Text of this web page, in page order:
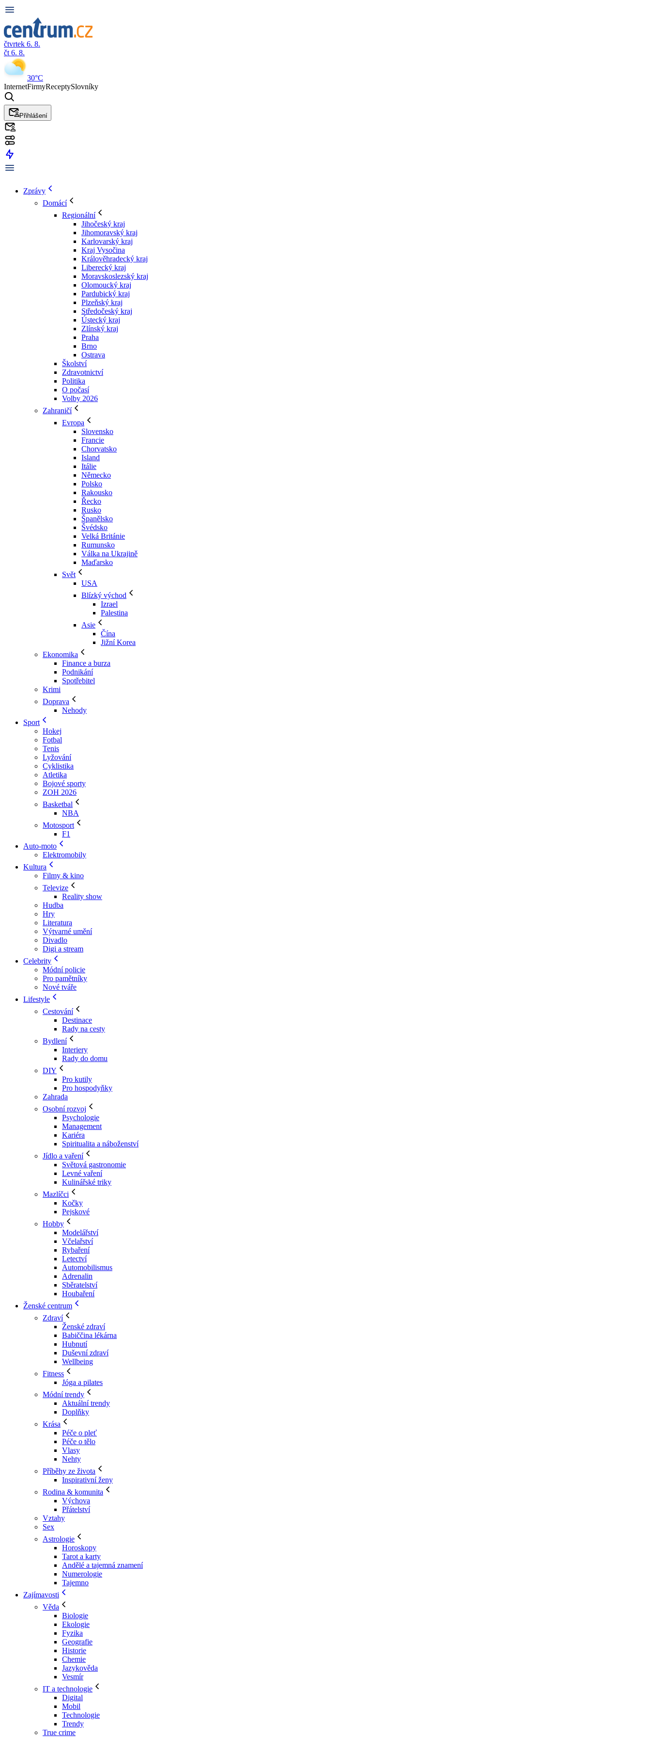
čtvrtek 6. 8.
čt 6. 8.
30°C
InternetFirmyReceptySlovníky
Přihlášení
Zprávy
Domácí
Regionální
Jihočeský kraj
Jihomoravský kraj
Karlovarský kraj
Kraj Vysočina
Králověhradecký kraj
Liberecký kraj
Moravskoslezský kraj
Olomoucký kraj
Pardubický kraj
Plzeňský kraj
Středočeský kraj
Ústecký kraj
Zlínský kraj
Praha
Brno
Ostrava
Školství
Zdravotnictví
Politika
O počasí
Volby 2026
Zahraničí
Evropa
Slovensko
Francie
Chorvatsko
Island
Itálie
Německo
Polsko
Rakousko
Řecko
Rusko
Španělsko
Švédsko
Velká Británie
Rumunsko
Válka na Ukrajině
Maďarsko
Svět
USA
Blízký východ
Izrael
Palestina
Asie
Čína
Jižní Korea
Ekonomika
Finance a burza
Podnikání
Spotřebitel
Krimi
Doprava
Nehody
Sport
Hokej
Fotbal
Tenis
Lyžování
Cyklistika
Atletika
Bojové sporty
ZOH 2026
Basketbal
NBA
Motosport
F1
Auto-moto
Elektromobily
Kultura
Filmy & kino
Televize
Reality show
Hudba
Hry
Literatura
Výtvarné umění
Divadlo
Digi a stream
Celebrity
Módní policie
Pro pamětníky
Nové tváře
Lifestyle
Cestování
Destinace
Rady na cesty
Bydlení
Interiery
Rady do domu
DIY
Pro kutily
Pro hospodyňky
Zahrada
Osobní rozvoj
Psychologie
Management
Kariéra
Spiritualita a náboženství
Jídlo a vaření
Světová gastronomie
Levné vaření
Kulinářské triky
Mazlíčci
Kočky
Pejskové
Hobby
Modelářství
Včelařství
Rybaření
Letectví
Automobilismus
Adrenalin
Sběratelství
Houbaření
Ženské centrum
Zdraví
Ženské zdraví
Babiččina lékárna
Hubnutí
Duševní zdraví
Wellbeing
Fitness
Jóga a pilates
Módní trendy
Aktuální trendy
Doplňky
Krása
Péče o pleť
Péče o tělo
Vlasy
Nehty
Příběhy ze života
Inspirativní ženy
Rodina & komunita
Výchova
Přátelství
Vztahy
Sex
Astrologie
Horoskopy
Tarot a karty
Andělé a tajemná znamení
Numerologie
Tajemno
Zajímavosti
Věda
Biologie
Ekologie
Fyzika
Geografie
Historie
Chemie
Jazykověda
Vesmír
IT a technologie
Digital
Mobil
Technologie
Trendy
True crime